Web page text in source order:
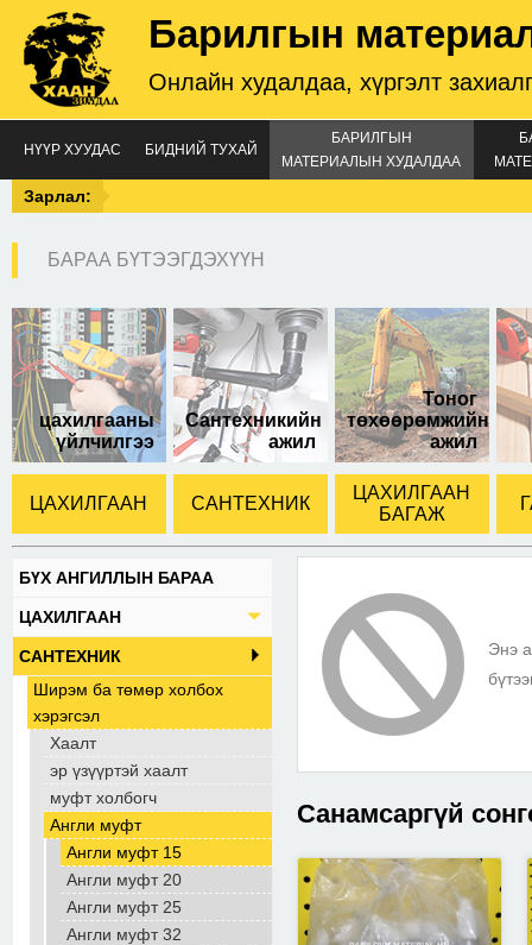
Барилгын
Онлайн худалдаа, хүргэлт
НҮҮР ХУУДАС БИДНИЙ ТУХАЙ
БАРИЛГЫН
МАТЕРИАЛЫН ХУДАЛДАА
Зарлал:
БАРАА БҮТЭЭГДЭХҮҮН
цахилгааны
үйлчилгээ
Сантехникийн
ажил
Тоног
төхөөрөмжийн
ажил
ЦАХИЛГААН САНТЕХНИК
ЦАХИЛГААН
БАГАЖ
БҮХ АНГИЛЛЫН БАРАА
ЦАХИЛГААН
САНТЕХНИК
Ширэм ба төмөр холбох
хэрэгсэл
Хаалт
эр үзүүртэй хаалт
муфт холбогч
Англи муфт
Англи муфт 15
Англи муфт 20
Англи муфт 25
Англи муфт 32
Энэ
Санамсаргүй
жижиг зууван
зэс төгсгөвч 120мм